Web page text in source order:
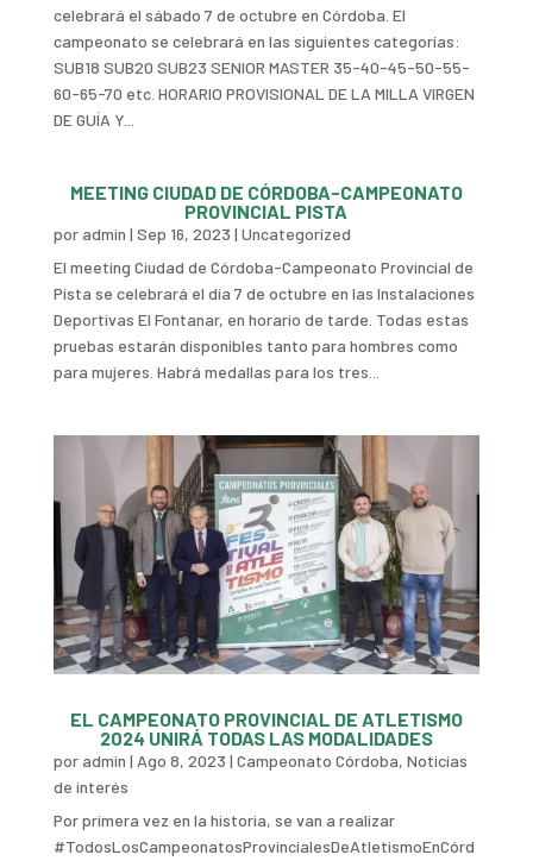
celebrará el sábado 7 de octubre en Córdoba. El
campeonato se celebrará en las siguientes categorías:
SUB18 SUB20 SUB23 SENIOR MASTER 35-40-45-50-55-
60-65-70 etc. HORARIO PROVISIONAL DE LA MILLA VIRGEN
DE GUÍA Y...
MEETING CIUDAD DE CÓRDOBA-CAMPEONATO
PROVINCIAL PISTA
poradmin | Sep 16, 2023 | Uncategorized
El meeting Ciudad de Córdoba-Campeonato Provincial de
Pista se celebrará el día 7 de octubre en las Instalaciones
Deportivas El Fontanar, en horario de tarde. Todas estas
pruebas estarán disponibles tanto para hombres como
para mujeres. Habrá medallas para los tres...
EL CAMPEONATO PROVINCIAL DE ATLETISMO
2024 UNIRÁ TODAS LAS MODALIDADES
poradmin | Ago 8, 2023 | Campeonato Córdoba, Noticias
de interés
Por primera vez en la historia, se van a realizar
#TodosLosCampeonatosProvincialesDeAtletismoEnCórd